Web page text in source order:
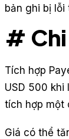
bản ghi bị
#
Tích hợp
USD 500 khi
tích hợp một
Giá có thể